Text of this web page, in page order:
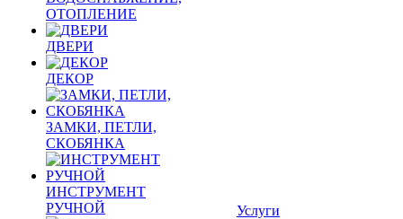
ОТОПЛЕНИЕ
ДВЕРИ
ДЕКОР
ЗАМКИ, ПЕТЛИ,
СКОБЯНКА
ИНСТРУМЕНТ
РУЧНОЙ
Услуги